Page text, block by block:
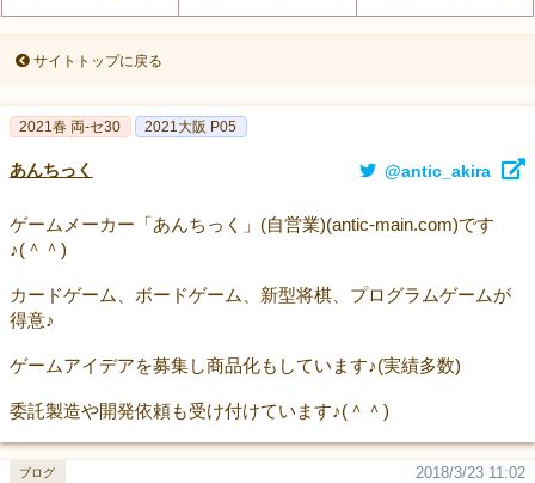
サイトトップに戻る
2021春 両-セ30 2021大阪 P05
あんちっく @antic_akira
ゲームメーカー「あんちっく」(自営業)(antic-main.com)です
♪(＾＾)
カードゲーム、ボードゲーム、新型将棋、プログラムゲームが
得意♪
ゲームアイデアを募集し商品化もしています♪(実績多数)
委託製造や開発依頼も受け付けています♪(＾＾)
2018/3/23 11:02
ブログ